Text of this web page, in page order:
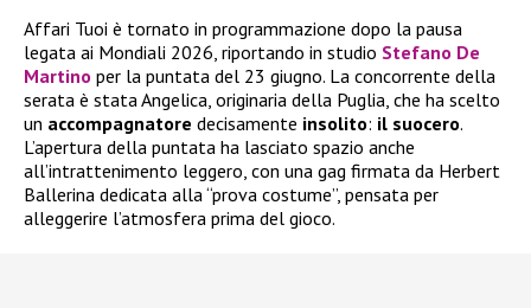
Affari Tuoi è tornato in programmazione dopo la pausa
legata ai Mondiali 2026, riportando in studio Stefano De
Martino per la puntata del 23 giugno. La concorrente della
serata è stata Angelica, originaria della Puglia, che ha scelto
un accompagnatore decisamente insolito: il suocero.
L’apertura della puntata ha lasciato spazio anche
all’intrattenimento leggero, con una gag firmata da Herbert
Ballerina dedicata alla “prova costume”, pensata per
alleggerire l’atmosfera prima del gioco.